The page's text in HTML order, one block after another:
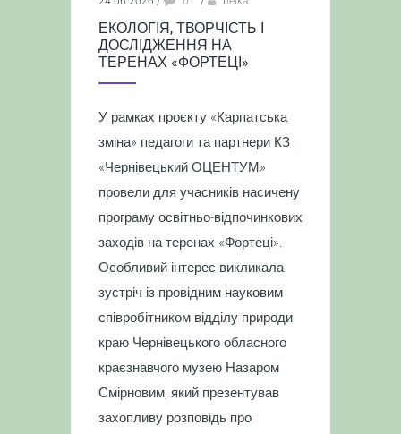
ЕКОЛОГІЯ, ТВОРЧІСТЬ І
ДОСЛІДЖЕННЯ НА
ТЕРЕНАХ «ФОРТЕЦІ»
У рамках проєкту «Карпатська
зміна» педагоги та партнери КЗ
«Чернівецький ОЦЕНТУМ»
провели для учасників насичену
програму освітньо-відпочинкових
заходів на теренах «Фортеці».
Особливий інтерес викликала
зустріч із провідним науковим
співробітником відділу природи
краю Чернівецького обласного
краєзнавчого музею Назаром
Смірновим, який презентував
захопливу розповідь про